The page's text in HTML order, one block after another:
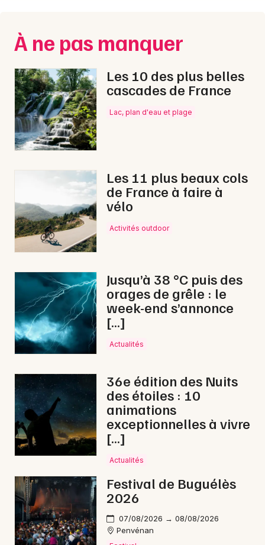
À ne pas manquer
Les 10 des plus belles
cascades de France
Lac, plan d'eau et plage
Les 11 plus beaux cols
de France à faire à
vélo
Activités outdoor
Jusqu’à 38 °C puis des
orages de grêle : le
week-end s’annonce
[…]
Actualités
36e édition des Nuits
des étoiles : 10
animations
exceptionnelles à vivre
[…]
Actualités
Festival de Buguélès
2026
07/08/2026 → 08/08/2026
Penvénan